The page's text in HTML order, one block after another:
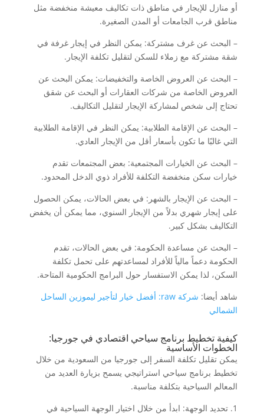
أو منازل للإيجار في مناطق ذات تكاليف معيشة منخفضة مثل
مناطق قرب الجامعات أو المدن الصغيرة.
– البحث عن غرف مشتركة: يمكن النظر في إيجار غرفة في
شقة مشتركة مع زملاء للسكن لتقليل تكلفة الإيجار.
– البحث عن العروض الخاصة والتخفيضات: يمكن البحث عن
العروض الخاصة من شركات العقارات أو البحث عن شقق
تحتاج إلى شخص لمشاركة الإيجار لتقليل التكاليف.
– البحث عن الإقامة الطلابية: يمكن النظر في الإقامة الطلابية
التي غالبًا ما تكون بأسعار أقل من الإيجار العادي.
– البحث عن الخيارات المجتمعية: بعض المجتمعات تقدم
خيارات سكن منخفضة التكلفة للأفراد ذوي الدخل المحدود.
– البحث عن الإيجار بالشهر: في بعض الحالات، يمكن الحصول
على إيجار شهري بدلاً من الإيجار السنوي، مما يمكن أن يخفض
التكاليف بشكل كبير.
– البحث عن مساعدة الحكومة: في بعض الحالات، تقدم
الحكومة دعماً مالياً للأفراد لمساعدتهم على تحمل تكلفة
السكن، لذا يمكن الاستفسار حول البرامج الحكومية المتاحة.
شاهد أيضا:
شركة raw: أفضل خيار لتأجير ليموزين الساحل
الشمالي
كيفية تخطيط برنامج سياحي اقتصادي في جورجيا:
الخطوات الأساسية
يمكن تقليل تكلفة السفر إلى جورجيا من السعودية من خلال
تخطيط برنامج سياحي استراتيجي يسمح بزيارة العديد من
المعالم السياحية بتكلفة مناسبة.
1. تحديد الوجهة: ابدأ من خلال اختيار الوجهة السياحية في